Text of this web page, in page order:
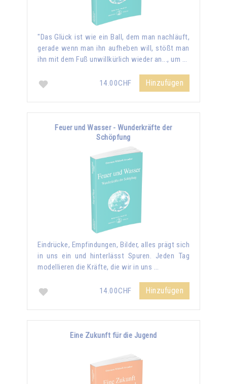
"Das Glück ist wie ein Ball, dem man nachläuft,
gerade wenn man ihn aufheben will, stößt man
ihn mit dem Fuß unwillkürlich wieder an..., um …
14.00CHF Hinzufügen
Feuer und Wasser - Wunderkräfte der
Schöpfung
Eindrücke, Empfindungen, Bilder, alles prägt sich
in uns ein und hinterlässt Spuren. Jeden Tag
modellieren die Kräfte, die wir in uns …
14.00CHF Hinzufügen
Eine Zukunft für die Jugend